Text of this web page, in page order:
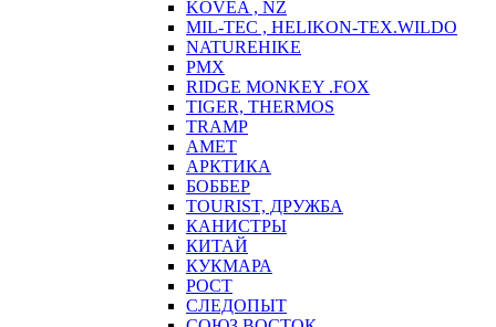
KOVEA , NZ
MIL-TEC , HELIKON-TEX.WILDO
NATUREHIKE
PMX
RIDGE MONKEY .FOX
TIGER, THERMOS
TRAMP
АМЕТ
АРКТИКА
БОББЕР
TOURIST, ДРУЖБА
КАНИСТРЫ
КИТАЙ
КУКМАРА
РОСТ
СЛЕДОПЫТ